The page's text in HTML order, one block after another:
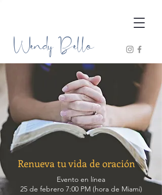
Wendy Bello
Renueva tu vida de oración
Evento en línea
25 de febrero 7:00 PM (hora de Miami)